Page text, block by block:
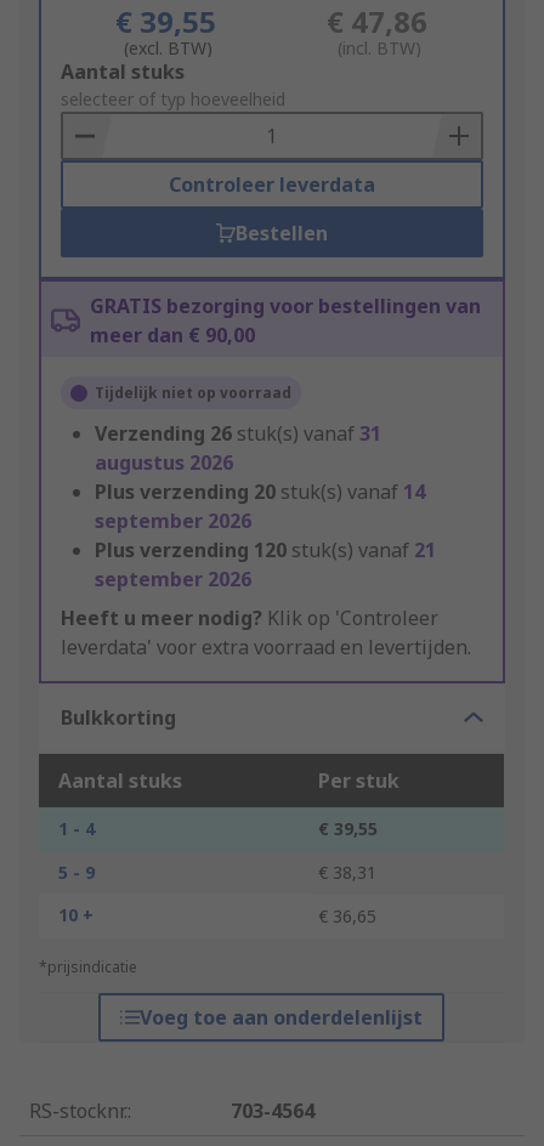
€ 39,55
(excl. BTW)
€ 47,86
(incl. BTW)
Add
to
Basket
Aantal stuks
selecteer of typ hoeveelheid
Controleer leverdata
Bestellen
GRATIS bezorging voor bestellingen van
meer dan € 90,00
Tijdelijk niet op voorraad
Verzending 26 stuk(s) vanaf31
augustus 2026
Plus verzending 20 stuk(s) vanaf 14
september 2026
Plus verzending 120 stuk(s) vanaf 21
september 2026
Heeft u meer nodig? Klik op 'Controleer
leverdata' voor extra voorraad en levertijden.
Bulkkorting
Aantal stuks Per stuk
1 - 4
€ 39,55
5 - 9
€ 38,31
10 +
€ 36,65
*prijsindicatie
Voeg toe aan onderdelenlijst
RS-stocknr.:
703-4564